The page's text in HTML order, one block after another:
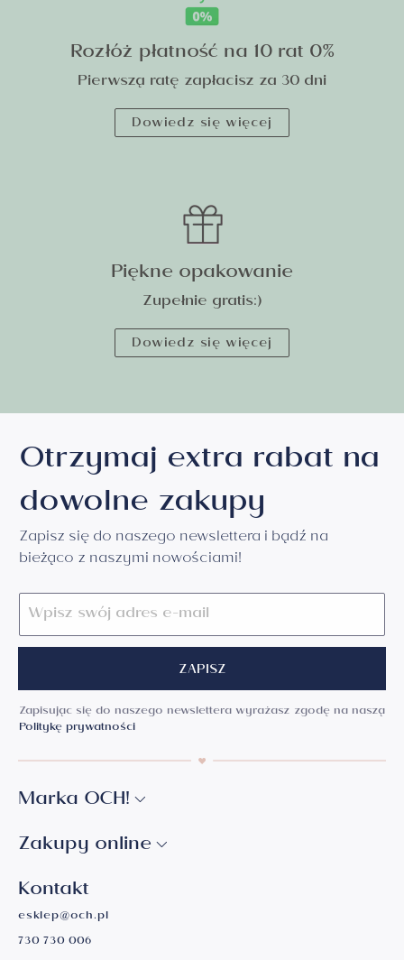
Rozłóż płatność na 10 rat 0%
Pierwszą ratę zapłacisz za 30 dni
Dowiedz się więcej
Piękne opakowanie
Zupełnie gratis:)
Dowiedz się więcej
Otrzymaj extra rabat na
dowolne zakupy
Zapisz się do naszego newslettera i bądź na
bieżąco z naszymi nowościami!
ZAPISZ
Zapisując się do naszego newslettera wyrażasz zgodę na naszą
Politykę prywatności
Marka OCH!
Zakupy online
Kontakt
esklep@och.pl
730 730 006